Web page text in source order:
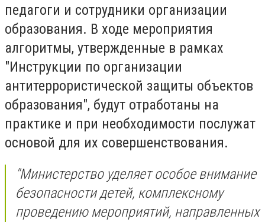
педагоги и сотрудники организации
образования. В ходе мероприятия
алгоритмы, утвержденные в рамках
"Инструкции по организации
антитеррористической защиты объектов
образования", будут отработаны на
практике и при необходимости послужат
основой для их совершенствования.
"Министерство уделяет особое внимание
безопасности детей, комплексному
проведению мероприятий, направленных